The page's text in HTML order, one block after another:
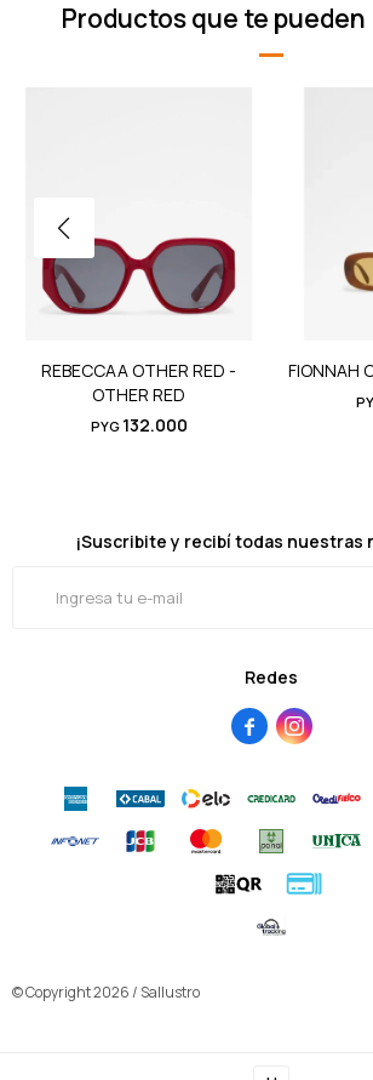
Productos que te
REBECCAA OTHER RED -
OTHER RED
PYG 132.000
FIONNAH
Redes
 
¡Suscribite y recibí todas nuestras
© Copyright 2026 / Sallustro